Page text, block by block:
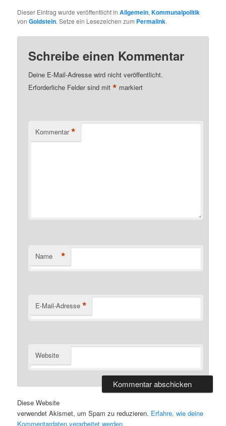
Dieser Eintrag wurde veröffentlicht inAllgemein,Kommunalpolitik
vonGoldstein. Setze ein Lesezeichen zum Permalink.
Schreibe einen Kommentar
Deine E-Mail-Adresse wird nicht veröffentlicht.
Erforderliche Felder sind mit* markiert
Kommentar *
Name *
E-Mail-Adresse *
Website
Diese Website
verwendet Akismet, um Spam zu reduzieren. Erfahre, wie deine
Kommentardaten verarbeitet werden.